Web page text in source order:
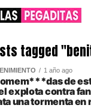
tagged
1 año ago
de
explota contra
una tormenta en